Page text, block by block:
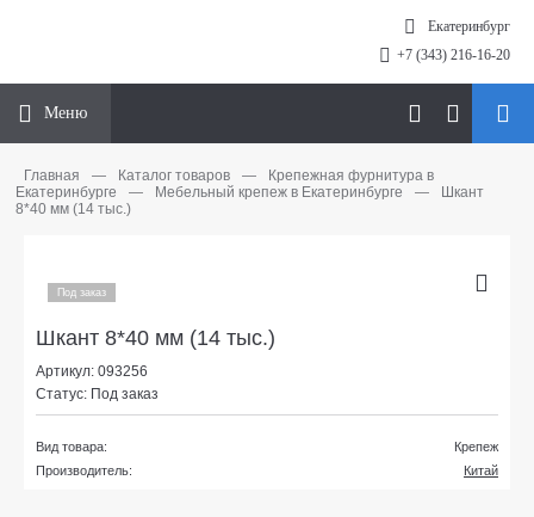
Екатеринбург
+7 (343) 216-16-20
Меню
Главная — Каталог товаров —
Крепежная фурнитура в
Екатеринбурге
— Мебельный крепеж в Екатеринбурге —
Шкант
8*40 мм (14 тыс.)
Под заказ
Шкант 8*40 мм (14 тыс.)
Артикул: 093256
Статус: Под заказ
Вид товара:
Крепеж
Производитель:
Китай